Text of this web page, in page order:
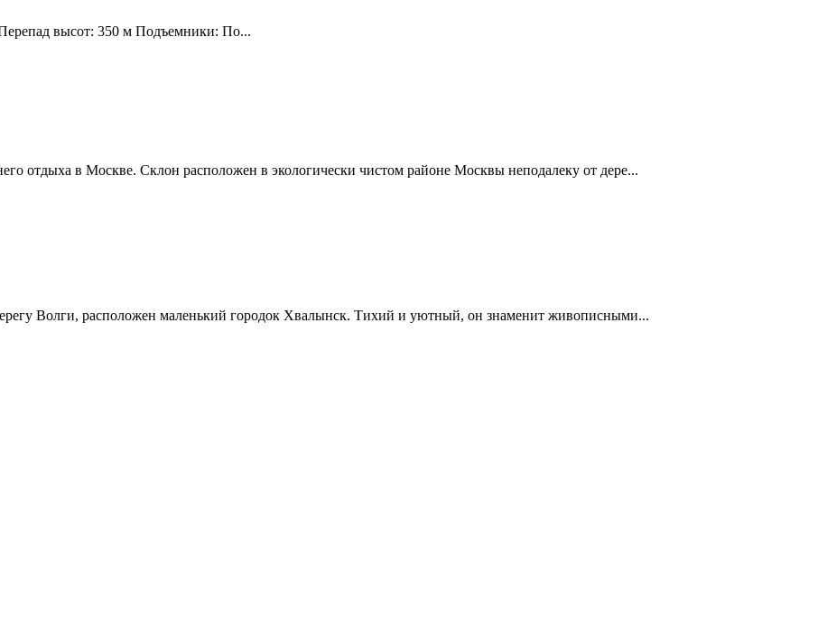
высот: 350 м Подъемники: По...
отдыха в Москве. Склон расположен в экологически чистом районе Москвы неподалеку от дере...
Волги, расположен маленький городок Хвалынск. Тихий и уютный, он знаменит живописными...